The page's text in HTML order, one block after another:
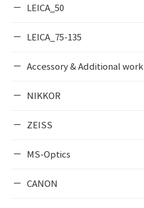
LEICA_50
LEICA_75-135
Accessory & Additional work
NIKKOR
ZEISS
MS-Optics
CANON